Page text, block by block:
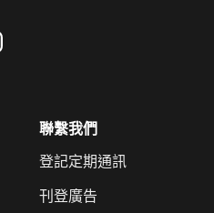
聯繫我們
登記定期通訊
刊登廣告